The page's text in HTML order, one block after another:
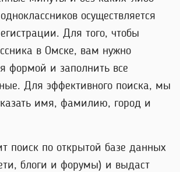
осуществляется
Для того, чтобы
в Омске, вам нужно
формой и заполнить все
Для эффективного поиска, мы
имя, фамилию, город и
поиск по открытой базе данных
блоги и форумы) и выдаст